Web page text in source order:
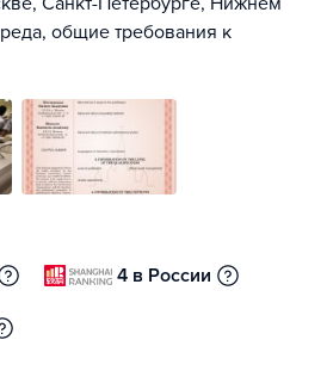
общие требования к
4 в России